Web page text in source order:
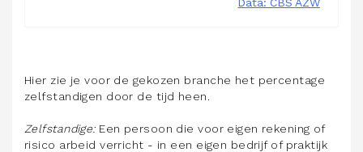
Hier zie je voor de gekozen branche het percentage
zelfstandigen door de tijd heen.
Zelfstandige:Een persoon die voor eigen rekening of
risico arbeid verricht - in een eigen bedrijf of praktijk